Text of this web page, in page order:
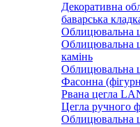
Декоративна
баварська
Облицювальна
Облицювальна
камінь
Облицювальна
Фасонна
Рвана цегла
Цегла ручного
Облицювальна